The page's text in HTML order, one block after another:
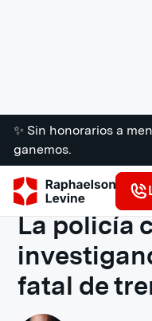
✨ Sin honorarios a
ganemos.
La policía
fatal de